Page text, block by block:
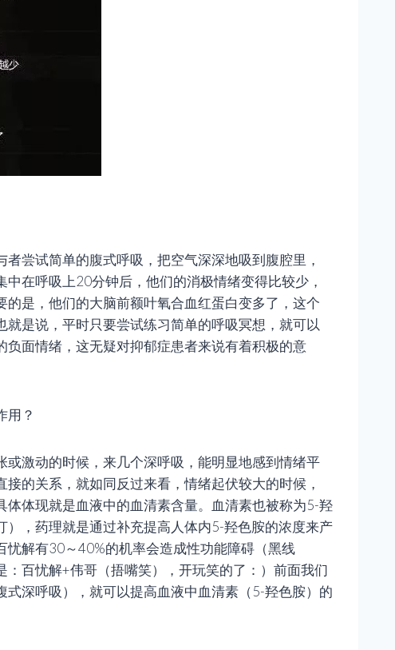
尝试简单的腹式呼吸，把空气深深地吸到腹腔里，
在呼吸上20分钟后，他们的消极情绪变得比较少，
是，他们的大脑前额叶氧合血红蛋白变多了，这个
是说，平时只要尝试练习简单的呼吸冥想，就可以
面情绪，这无疑对抑郁症患者来说有着积极的意
用？
激动的时候，来几个深呼吸，能明显地感到情绪平
的关系，就如同反过来看，情绪起伏较大的时候，
体现就是血液中的血清素含量。血清素也被称为5-羟
，药理就是通过补充提高人体内5-羟色胺的浓度来产
解有30～40%的机率会造成性功能障碍（黑线
百忧解+伟哥（捂嘴笑），开玩笑的了：）前面我们
深呼吸），就可以提高血液中血清素（5-羟色胺）的